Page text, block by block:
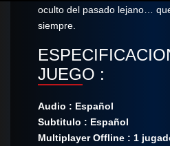
oculto del pasado lejano…
siempre.
JUEGO :
Audio : Español
Subtitulo : Español
Multiplayer Offline : 1